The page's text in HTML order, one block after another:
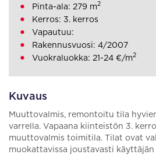
Kuvaus
Muuttovalmis, remontoitu tila
varrella. Vapaana kiinteistön 3.
muuttovalmis toimitila. Tilat ovat
muokattavissa joustavasti
Pinta-ala: 279 m2
Kerros: 3. kerros
Vapautuu:
Rakennusvuosi: 4/2007
Vuokraluokka: 21-24 €/m2